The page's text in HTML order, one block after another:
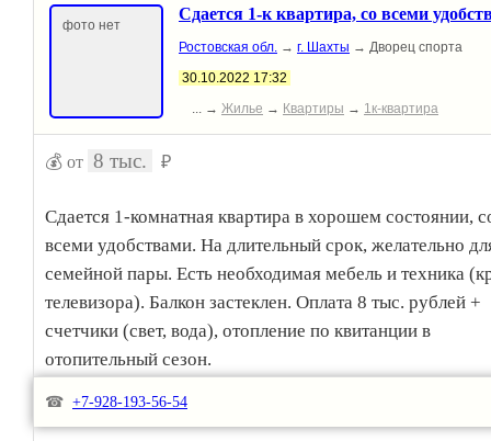
фото нет
Сдается 1-к квартира, со всеми
Ростовская обл. → г. Шахты → Дворец спорта
30.10.2022 17:32
... → Жилье → Квартиры → 1к-квартира
💰 от 8 тыс. ₽
Сдается 1-комнатная квартира в хорошем состоянии,
всеми удобствами. На длительный срок, желательно
семейной пары. Есть необходимая мебель и техника
телевизора). Балкон застеклен. Оплата 8 тыс. рублей +
счетчики (свет, вода), отопление по квитанции в
отопительный сезон.
☎ +7-928-193-56-54